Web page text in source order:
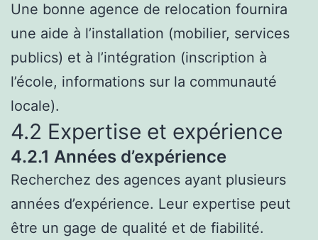
Une bonne agence de relocation fournira
une aide à l’installation (mobilier, services
publics) et à l’intégration (inscription à
l’école, informations sur la communauté
locale).
4.2 Expertise et expérience
4.2.1 Années d’expérience
Recherchez des agences ayant plusieurs
années d’expérience. Leur expertise peut
être un gage de qualité et de fiabilité.